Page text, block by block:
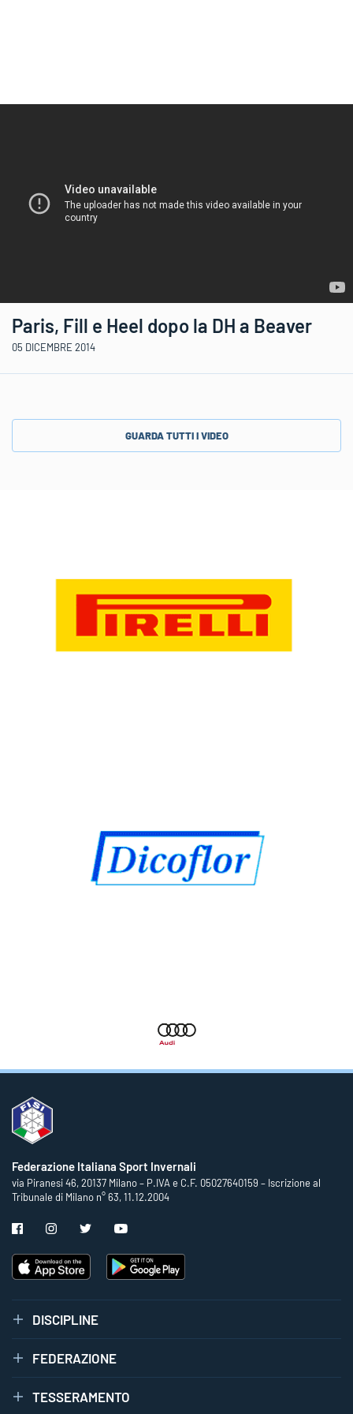
Paris, Fill e Heel dopo la DH a Beaver
05 DICEMBRE 2014
GUARDA TUTTI I VIDEO
Federazione Italiana Sport Invernali
via Piranesi 46, 20137 Milano – P.IVA e C.F. 05027640159 – Iscrizione al
Tribunale di Milano n° 63, 11.12.2004
DISCIPLINE
FEDERAZIONE
TESSERAMENTO